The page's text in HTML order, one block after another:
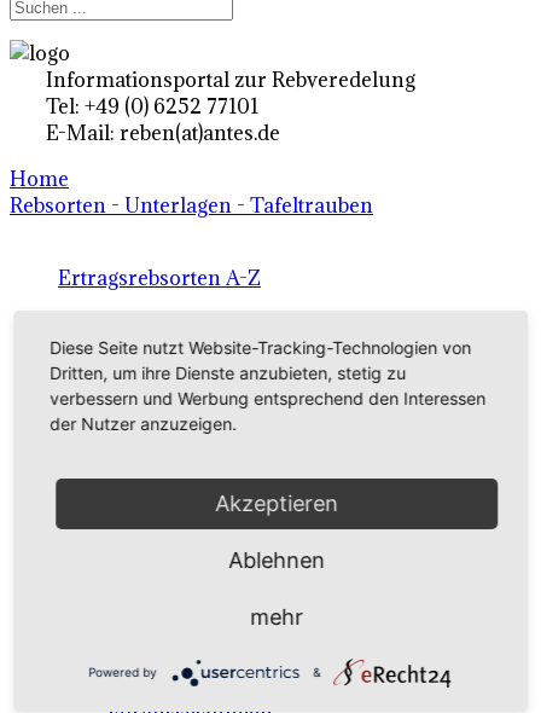
Informationsportal zur Rebveredelung
Tel: +49 (0) 6252 77101
E-Mail: reben(at)antes.de
Home
Rebsorten - Unterlagen - Tafeltrauben
Ertragsrebsorten A-Z
Rebsorten international
Tafeltraubensorten
Anbausysteme & Recht
Tafeltrauben A-Z Sortenbeschreibungen
Tafeltraubenanbau - rechtliche
Diese Seite nutzt Website-Tracking-Technologien von
Dritten, um ihre Dienste anzubieten, stetig zu
verbessern und Werbung entsprechend den Interessen
der Nutzer anzuzeigen.
Akzeptieren
Ablehnen
mehr
Powered by &